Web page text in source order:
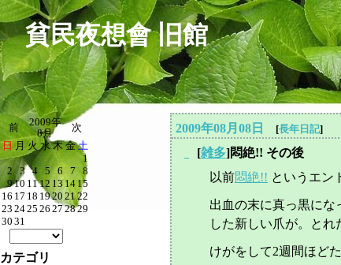
貧民夜想會 旧館
2009年08月08日 [長年日記]
[雑多]悶絶!! その後
以前悶絶!! というエン
出血の末に真っ黒にな
した新しい爪が。と
けがをして2週間ほど
前
2009年
8月
次
日 月 火 水 木 金 土
1
2
3 4 5 6 7 8
910 1112 13 1415
16 17 18 1920 2122
23 2425 26 272829
30 31
カテゴリ